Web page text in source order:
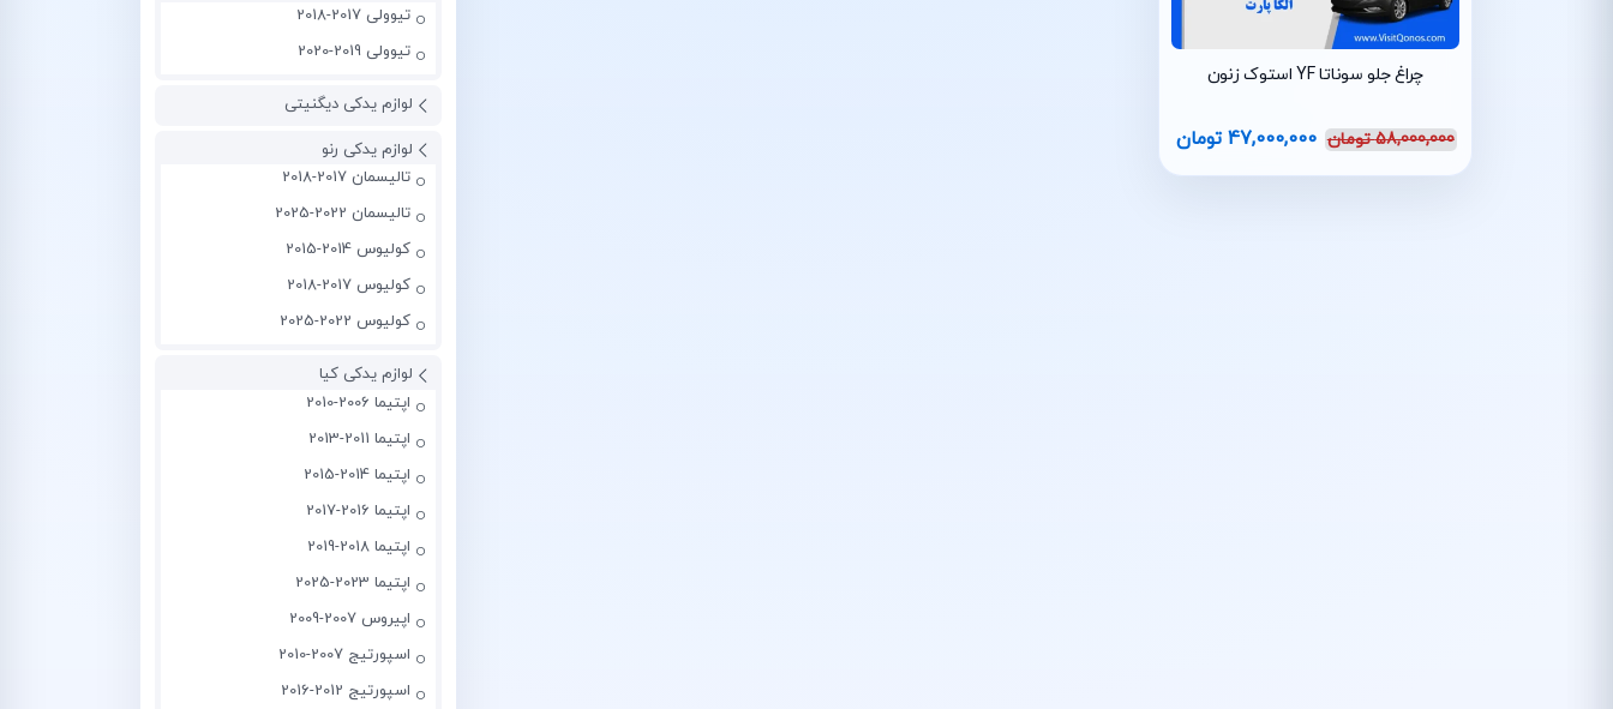
چراغ جلو سوناتا YF استوک زنون
58,000,000 تومان 47,000,000 تومان
تیوولی 2017-2018
تیوولی 2019-2020
لوازم یدکی دیگنیتی
لوازم یدکی رنو
تالیسمان 2017-2018
تالیسمان 2022-2025
کولیوس 2014-2015
کولیوس 2017-2018
کولیوس 2022-2025
لوازم یدکی کیا
اپتیما 2006-2010
اپتیما 2011-2013
اپتیما 2014-2015
اپتیما 2016-2017
اپتیما 2018-2019
اپتیما 2023-2025
اپیروس 2007-2009
اسپورتیج 2007-2010
اسپورتیج 2012-2016